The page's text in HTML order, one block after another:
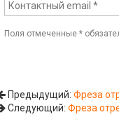
Поля отмеченные*
Предыдущий:Фреза
Следующий:Фреза